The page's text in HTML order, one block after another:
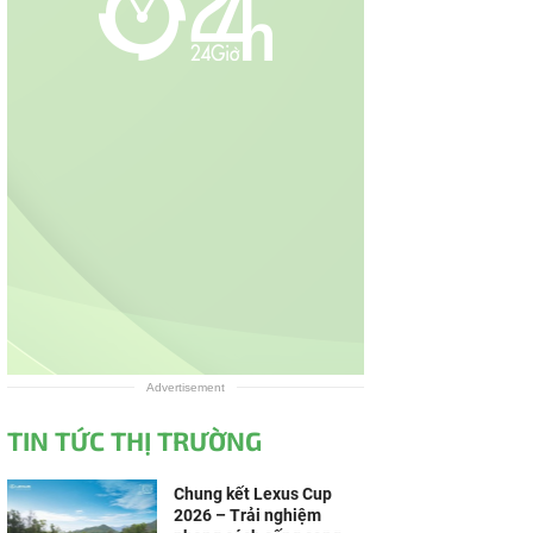
Advertisement
TIN TỨC THỊ TRƯỜNG
Chung kết Lexus Cup
2026 – Trải nghiệm